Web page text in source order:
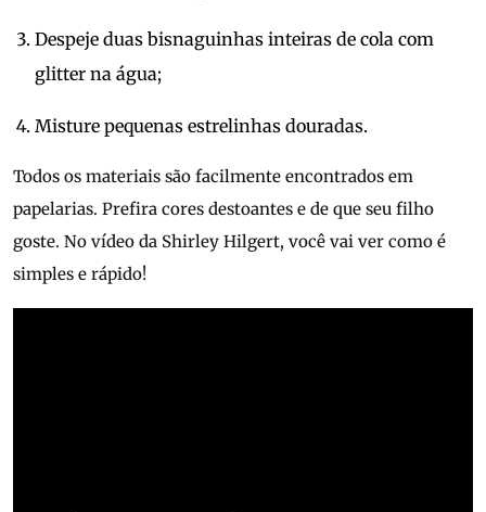
Despeje duas bisnaguinhas inteiras de cola com
glitter na água;
Misture pequenas estrelinhas douradas.
Todos os materiais são facilmente encontrados em
papelarias. Prefira cores destoantes e de que seu filho
goste. No vídeo da Shirley Hilgert, você vai ver como é
simples e rápido!